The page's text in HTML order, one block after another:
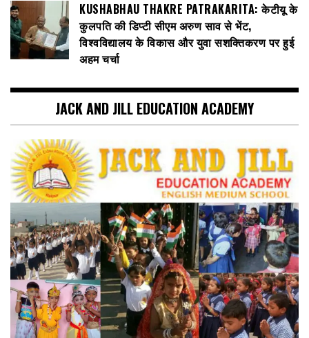
KUSHABHAU THAKRE PATRAKARITA: केटीयू के
कुलपति की डिप्टी सीएम अरुण साव से भेंट,
विश्वविद्यालय के विकास और युवा सशक्तिकरण पर हुई
अहम चर्चा
JACK AND JILL EDUCATION ACADEMY